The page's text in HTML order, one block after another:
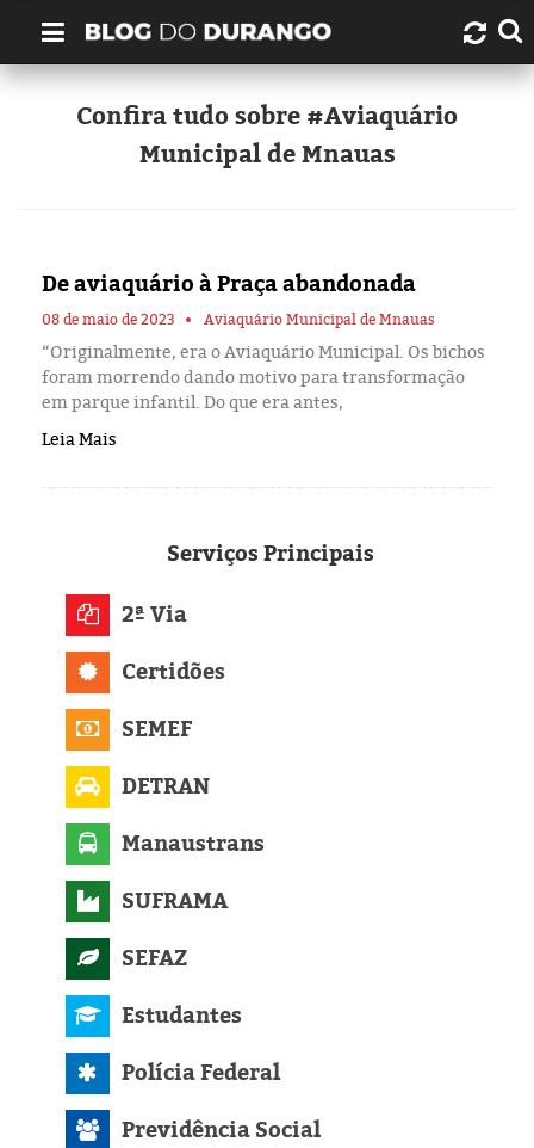
Quem é Durango Duarte?
Links úteis
Artigos
Amazonas
Manaus
Eleições 2024
Política
Confira tudo sobre #Aviaquário
Municipal de Mnauas
De aviaquário à Praça abandonada
08 de maio de 2023 Aviaquário Municipal de Mnauas
“Originalmente, era o Aviaquário Municipal. Os bichos
foram morrendo dando motivo para transformação
em parque infantil. Do que era antes,
Leia Mais
ServiçosPrincipais
2ª Via
Certidões
SEMEF
DETRAN
Manaustrans
SUFRAMA
SEFAZ
Estudantes
Polícia Federal
Previdência Social